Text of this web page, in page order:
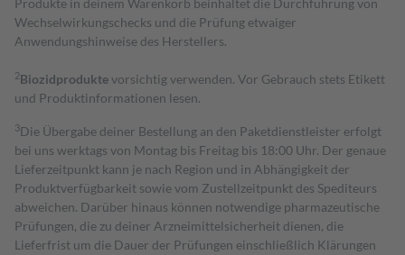
Produkte in deinem Warenkorb beinhaltet die Durchführung von
Wechselwirkungschecks und die Prüfung etwaiger
Anwendungshinweise des Herstellers.
2Biozidproduktevorsichtig verwenden. Vor Gebrauch stets Etikett
und Produktinformationen lesen.
3Die Übergabe deiner Bestellung an den Paketdienstleister erfolgt
bei uns werktags von Montag bis Freitag bis 18:00 Uhr. Der genaue
Lieferzeitpunkt kann je nach Region und in Abhängigkeit der
Produktverfügbarkeit sowie vom Zustellzeitpunkt des Spediteurs
abweichen. Darüber hinaus können notwendige pharmazeutische
Prüfungen, die zu deiner Arzneimittelsicherheit dienen, die
Lieferfrist um die Dauer der Prüfungen einschließlich Klärungen